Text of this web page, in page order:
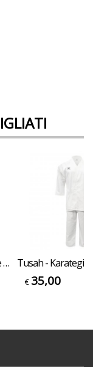
Dojo - Pantalone per Karate Training
€ 35,00